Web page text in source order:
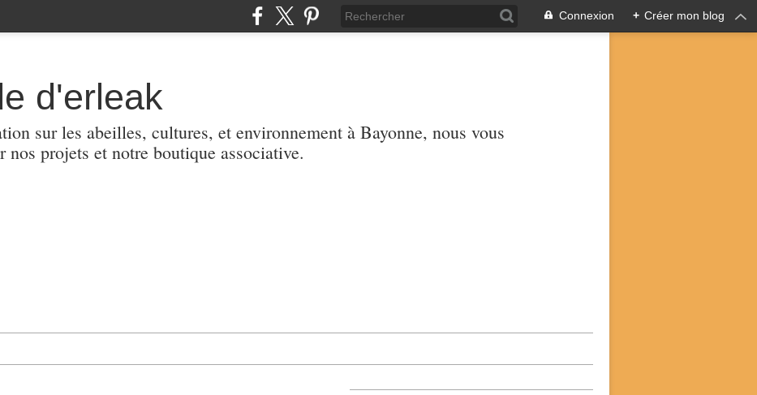
Connexion + Créer mon blog
d'erleak
sur les abeilles, cultures, et environnement à Bayonne, nous vous
projets et notre boutique associative.